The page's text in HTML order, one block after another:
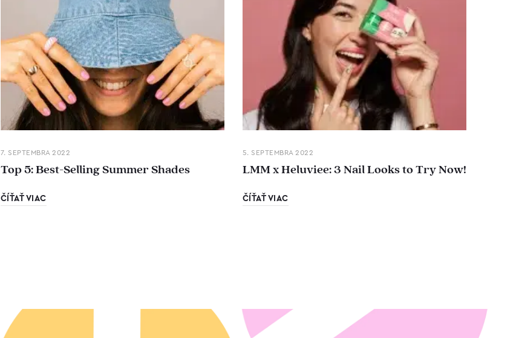
7. SEPTEMBRA 2022
Top 5: Best-Selling Summer Shades
ČÍŤAŤ VIAC
5. SEPTEMBRA 2022
LMM x Heluviee: 3 Nail Looks to Try Now!
ČÍŤAŤ VIAC